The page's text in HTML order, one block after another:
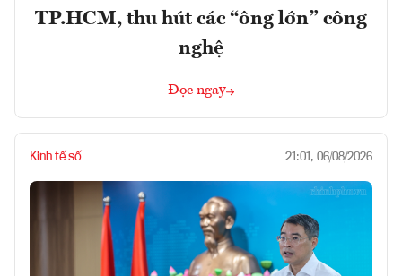
TP.HCM, thu hút các “ông lớn” công
nghệ
Đọc ngay
Kinh tế số 21:01, 06/08/2026